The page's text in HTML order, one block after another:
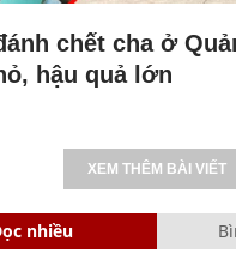
chết cha ở
hậu quả lớn
XEM THÊM BÀI VIẾT
nhiều